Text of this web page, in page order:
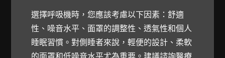
選擇呼吸機時，您應該考慮以下因素：舒適
性、噪音水平、面罩的調整性、透氣性和個人
睡眠習慣。對側睡者來說，輕便的設計、柔軟